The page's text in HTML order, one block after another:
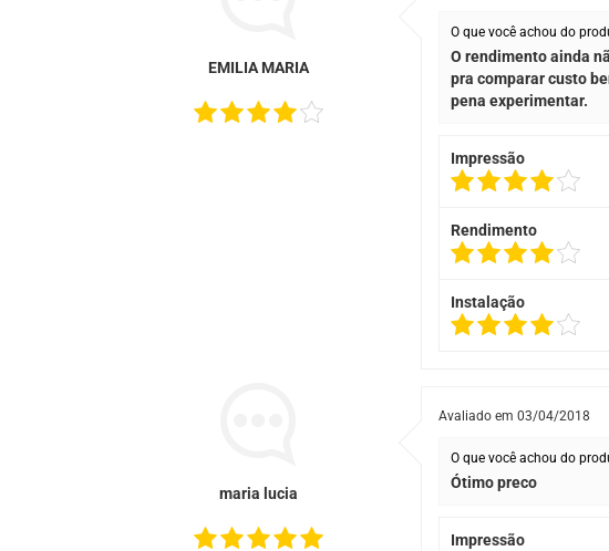
EMILIA MARIA
O que você achou do
O rendimento ainda
pra comparar custo
pena experimentar.
Impressão
Rendimento
Instalação
maria lucia
Avaliado em 03/04/2018
O que você achou do
Ótimo preco
Impressão